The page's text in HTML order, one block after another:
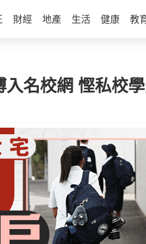
財經 地產 生活 健康 教
名校網 慳私校